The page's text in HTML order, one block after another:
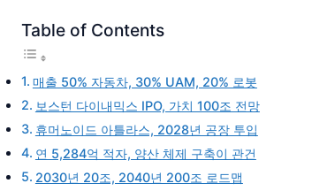
Table of Contents
매출 50% 자동차, 30% UAM, 20% 로봇
보스턴 다이내믹스 IPO, 가치 100조 전망
휴머노이드 아틀라스, 2028년 공장 투입
연 5,284억 적자, 양산 체제 구축이 관건
2030년 20조, 2040년 200조 로드맵